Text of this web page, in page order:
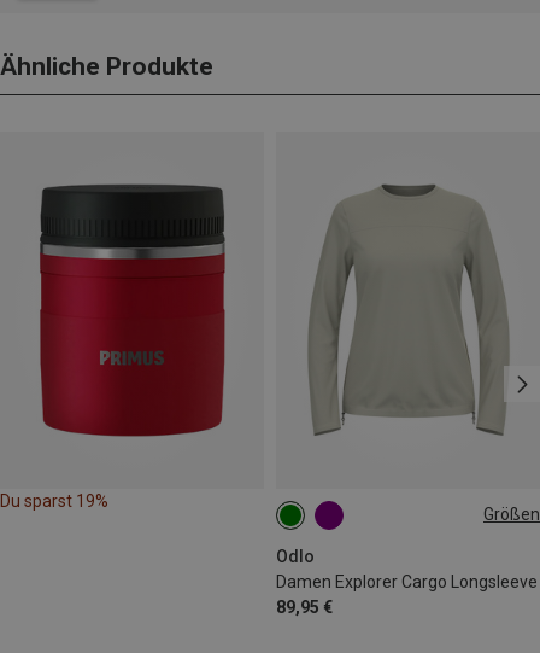
Ähnliche Produkte
Du sparst 19%
Größen
Odlo
Damen Explorer Cargo Longsleeve
89,95 €
XS S